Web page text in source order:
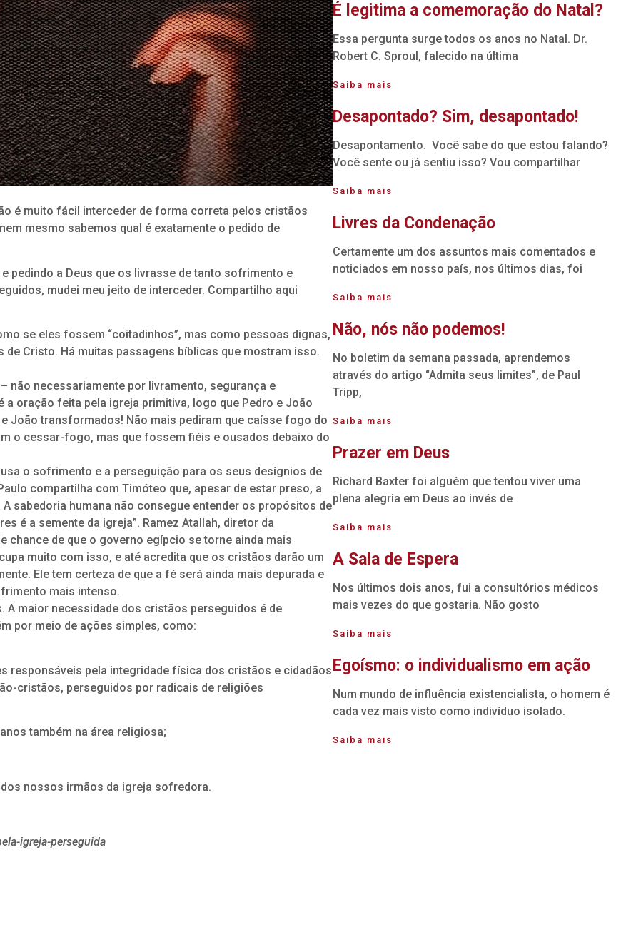
é muito fácil interceder de forma correta pelos cristãos
mesmo sabemos qual é exatamente o pedido de
pedindo a Deus que os livrasse de tanto sofrimento e
mudei meu jeito de interceder. Compartilho aqui
se eles fossem “coitadinhos”, mas como pessoas dignas,
Cristo. Há muitas passagens bíblicas que mostram isso.
não necessariamente por livramento, segurança e
oração feita pela igreja primitiva, logo que Pedro e João
João transformados! Não mais pediram que caísse fogo do
o cessar-fogo, mas que fossem fiéis e ousados debaixo do
o sofrimento e a perseguição para os seus desígnios de
compartilha com Timóteo que, apesar de estar preso, a
sabedoria humana não consegue entender os propósitos de
é a semente da igreja”. Ramez Atallah, diretor da
chance de que o governo egípcio se torne ainda mais
muito com isso, e até acredita que os cristãos darão um
Ele tem certeza de que a fé será ainda mais depurada e
mais intenso.
maior necessidade dos cristãos perseguidos é de
por meio de ações simples, como:
responsáveis pela integridade física dos cristãos e cidadãos
cristãos, perseguidos por radicais de religiões
também na área religiosa;
nossos irmãos da igreja sofredora.
igreja-perseguida
É legitima a comemoração do Natal?
Essa pergunta surge todos os anos no Natal. Dr.
Robert C. Sproul, falecido na última
Saiba mais
Desapontado? Sim, desapontado!
Desapontamento. Você sabe do que estou falando?
Você sente ou já sentiu isso? Vou compartilhar
Saiba mais
Livres da Condenação
Certamente um dos assuntos mais comentados e
noticiados em nosso país, nos últimos dias, foi
Saiba mais
Não, nós não podemos!
No boletim da semana passada, aprendemos
através do artigo “Admita seus limites”, de Paul
Tripp,
Saiba mais
Prazer em Deus
Richard Baxter foi alguém que tentou viver uma
plena alegria em Deus ao invés de
Saiba mais
A Sala de Espera
Nos últimos dois anos, fui a consultórios médicos
mais vezes do que gostaria. Não gosto
Saiba mais
Egoísmo: o individualismo em ação
Num mundo de influência existencialista, o homem é
cada vez mais visto como indivíduo isolado.
Saiba mais